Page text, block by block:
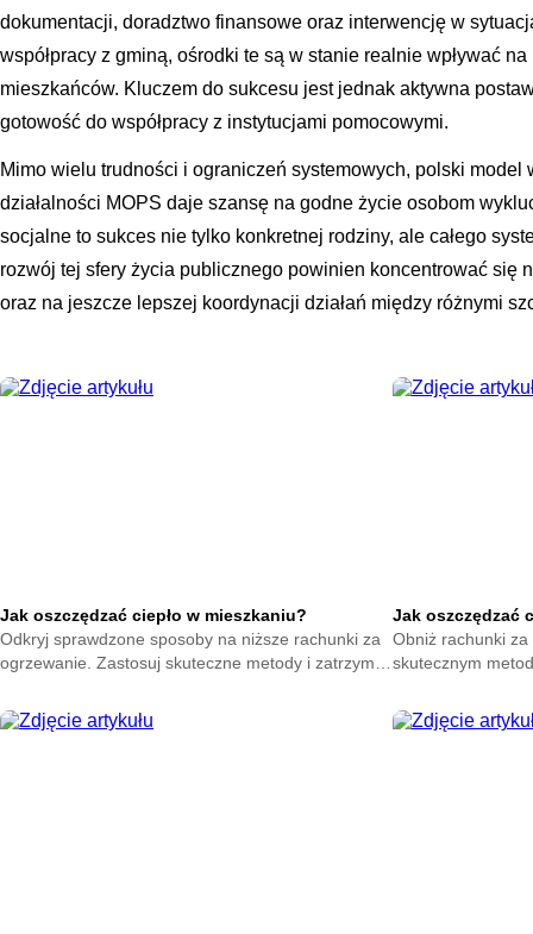
dokumentacji, doradztwo finansowe oraz interwencję w
współpracy z gminą, ośrodki te są w stanie realnie wpływać
mieszkańców. Kluczem do sukcesu jest jednak aktywna
gotowość do współpracy z instytucjami pomocowymi.
Mimo wielu trudności i ograniczeń systemowych, polski
działalności MOPS daje szansę na godne życie osobom
socjalne to sukces nie tylko konkretnej rodziny, ale całego
rozwój tej sfery życia publicznego powinien koncentrować się
oraz na jeszcze lepszej koordynacji działań między różnymi
Jak oszczędzać ciepło w mieszkaniu?
Odkryj sprawdzone sposoby na niższe rachunki za
ogrzewanie. Zastosuj skuteczne metody i zatrzymaj
Jak oszczędzać
Obniż rachunki
skutecznym
oszczędzać już